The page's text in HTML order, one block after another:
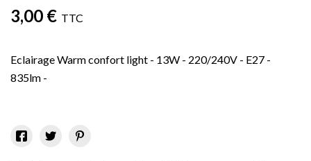
3,00 € TTC
Eclairage Warm confort light - 13W - 220/240V - E27 -
835lm -